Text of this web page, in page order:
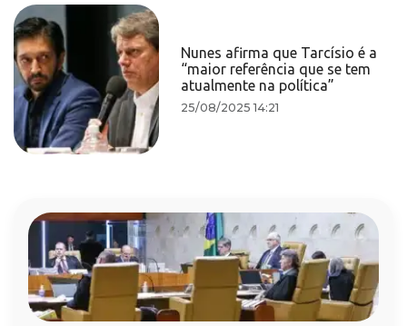
Nunes afirma que Tarcísio é a
“maior referência que se tem
atualmente na política”
25/08/2025 14:21